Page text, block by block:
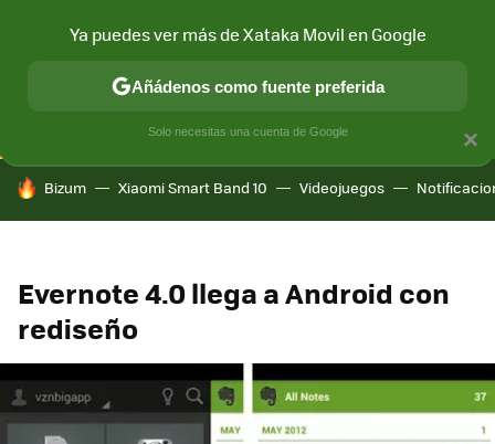
CONECTIVIDAD MÓVIL Y SOCIEDAD APLICACIONES
HOY SE HABLA DE
Bizum Xiaomi Smart Band 10 Videojuegos
Evernote 4.0 llega a Android con
rediseño
×
Ya puedes ver más de Xataka Movil en Google
Añádenos como fuente preferida
Solo necesitas una cuenta de Google